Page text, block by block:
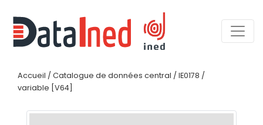
Accueil / Catalogue de données central / IE0178 /
variable [V64]